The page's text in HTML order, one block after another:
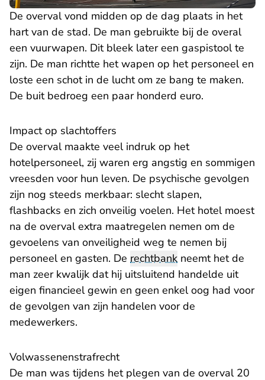
De overval vond midden op de dag plaats in het
hart van de stad. De man gebruikte bij de overal
een vuurwapen. Dit bleek later een gaspistool te
zijn. De man richtte het wapen op het personeel en
loste een schot in de lucht om ze bang te maken.
De buit bedroeg een paar honderd euro.
Impact op slachtoffers
De overval maakte veel indruk op het
hotelpersoneel, zij waren erg angstig en sommigen
vreesden voor hun leven. De psychische gevolgen
zijn nog steeds merkbaar: slecht slapen,
flashbacks en zich onveilig voelen. Het hotel moest
na de overval extra maatregelen nemen om de
gevoelens van onveiligheid weg te nemen bij
personeel en gasten. De rechtbank neemt het de
man zeer kwalijk dat hij uitsluitend handelde uit
eigen financieel gewin en geen enkel oog had voor
de gevolgen van zijn handelen voor de
medewerkers.
Volwassenenstrafrecht
De man was tijdens het plegen van de overval 20